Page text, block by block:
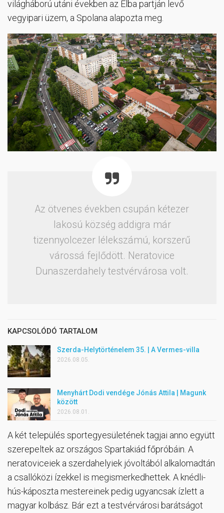
világháború utáni években az Elba partján levő
vegyipari üzem, a Spolana alapozta meg.
Az ötvenes években csupán kétezer
lakosú község addigra már
tizennyolcezer lélekszámú, korszerű
várossá fejlődött. Neratovice
Dunaszerdahely testvérvárosa volt.
KAPCSOLÓDÓ TARTALOM
Szerda-Helytörténelem 35. | A Vermes-villa
2026.08.05.
Menyhárt Dodi vendége Jónás Attila | Magunk
között
2026.08.01.
A két település sportegyesületének tagjai anno együtt
szerepeltek az országos Spartakiád főpróbáin. A
neratoviceiek a szerdahelyiek jóvoltából alkalomadtán
a csallóközi ízekkel is megismerkedhettek. A knédli-
hús-káposzta mestereinek pedig ugyancsak ízlett a
magyar kolbász. Bár ezt a testvérvárosi barátságot